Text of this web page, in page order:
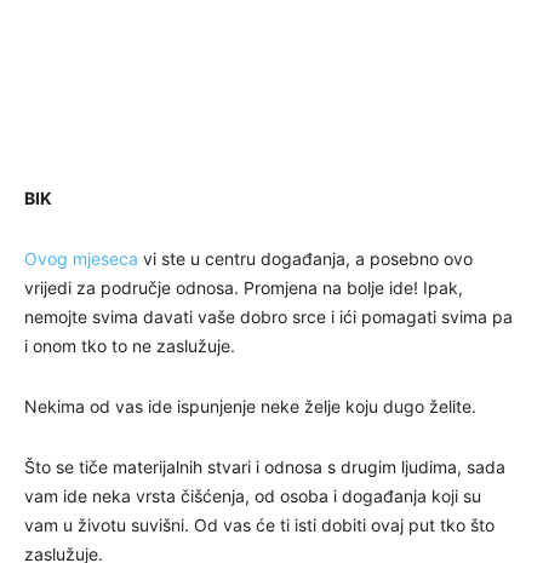
BIK
Ovog mjeseca vi ste u centru događanja, a posebno ovo
vrijedi za područje odnosa. Promjena na bolje ide! Ipak,
nemojte svima davati vaše dobro srce i ići pomagati svima pa
i onom tko to ne zaslužuje.
Nekima od vas ide ispunjenje neke želje koju dugo želite.
Što se tiče materijalnih stvari i odnosa s drugim ljudima, sada
vam ide neka vrsta čišćenja, od osoba i događanja koji su
vam u životu suvišni. Od vas će ti isti dobiti ovaj put tko što
zaslužuje.